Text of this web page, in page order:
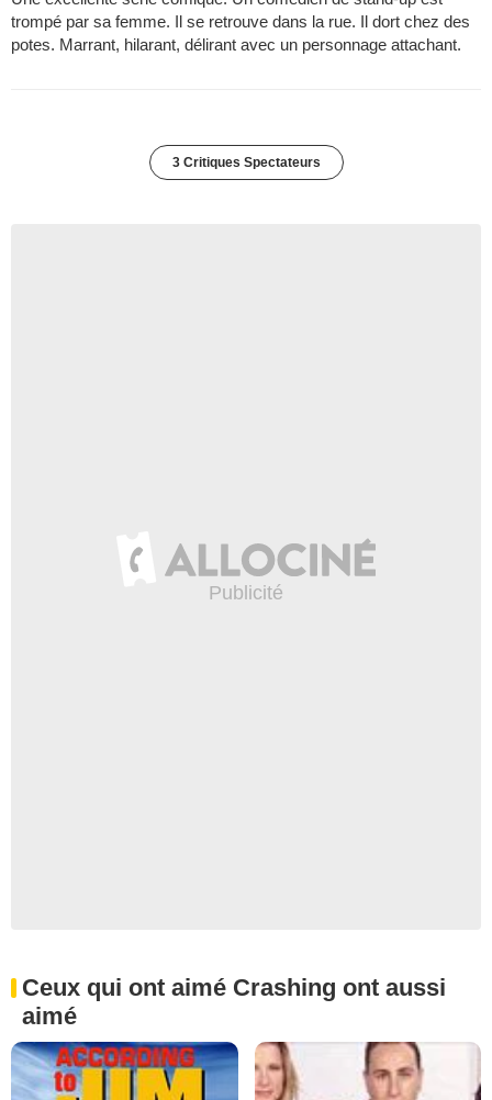
trompé par sa femme. Il se retrouve dans la rue. Il dort chez des
potes. Marrant, hilarant, délirant avec un personnage attachant.
3 Critiques Spectateurs
Ceux qui ont aimé Crashing ont aussi
aimé